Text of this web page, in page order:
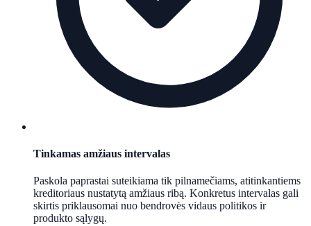
Tinkamas amžiaus intervalas
Paskola paprastai suteikiama tik pilnamečiams, atitinkantiems
kreditoriaus nustatytą amžiaus ribą. Konkretus intervalas gali
skirtis priklausomai nuo bendrovės vidaus politikos ir
produkto sąlygų.